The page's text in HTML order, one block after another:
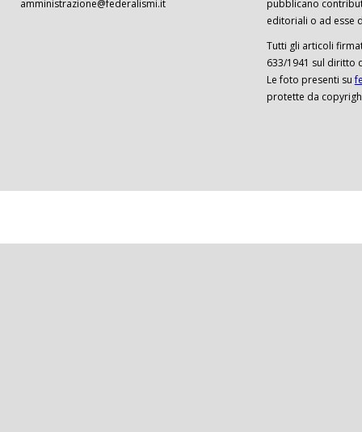
amministrazione@federalismi.it
pubblicano
editoriali o ad esse
Tutti gli articoli
633/1941 sul diritto
Le foto presenti su
protette da